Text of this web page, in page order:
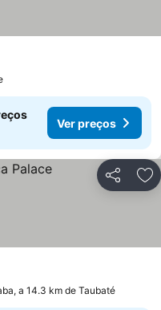
Ver preços
Partilhar
a 14.3 km de Taubaté